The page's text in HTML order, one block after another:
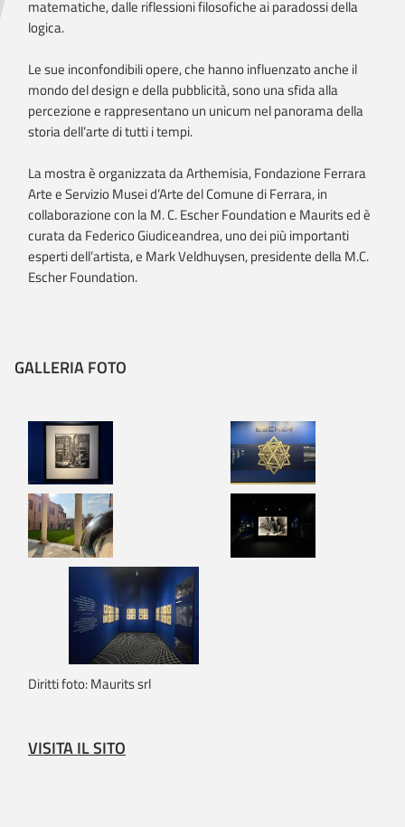
matematiche, dalle riflessioni filosofiche ai paradossi della
logica.
Le sue inconfondibili opere, che hanno influenzato anche il
mondo del design e della pubblicità, sono una sfida alla
percezione e rappresentano un unicum nel panorama della
storia dell’arte di tutti i tempi.
La mostra è organizzata da Arthemisia, Fondazione Ferrara
Arte e Servizio Musei d’Arte del Comune di Ferrara, in
collaborazione con la M. C. Escher Foundation e Maurits ed è
curata da Federico Giudiceandrea, uno dei più importanti
esperti dell’artista, e Mark Veldhuysen, presidente della M.C.
Escher Foundation.
GALLERIA FOTO
Diritti foto: Maurits srl
VISITA IL SITO